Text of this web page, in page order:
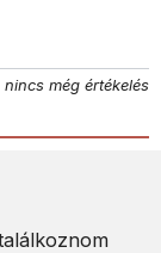
nincs még értékelés